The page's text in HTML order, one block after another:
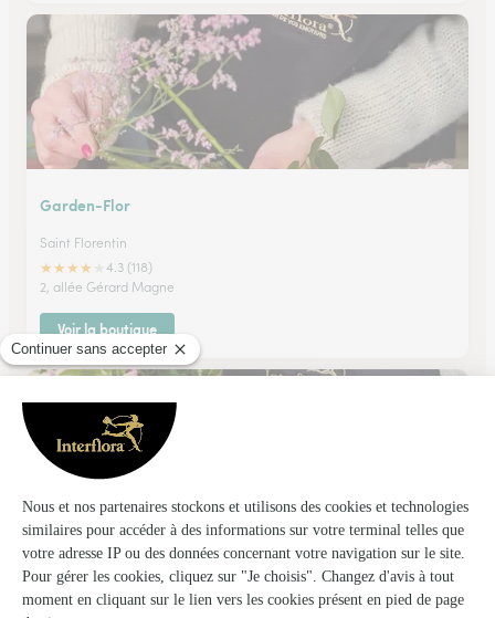
Garden-Flor
Saint Florentin
★★★★
4.3 (118)
2, allée Gérard Magne
Voir la boutique
Floreal
Brienon Sur Armancon